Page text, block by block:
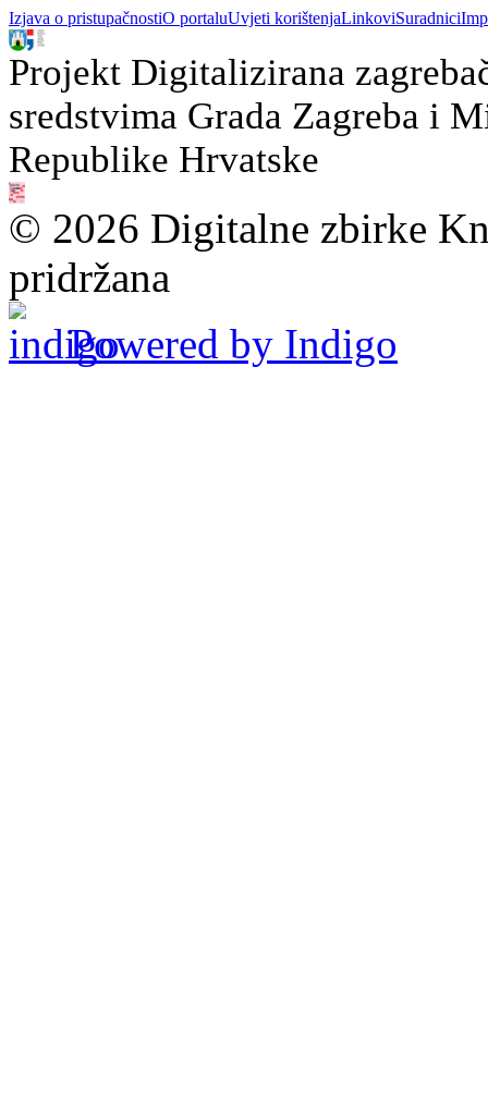
Izjava o pristupačnostiO portaluUvjeti korištenjaLinkoviSuradnici
Projekt Digitalizirana
sredstvima Grada Zagreba i
Republike Hrvatske
© 2026 Digitalne zbirke
pridržana
Powered by Indigo